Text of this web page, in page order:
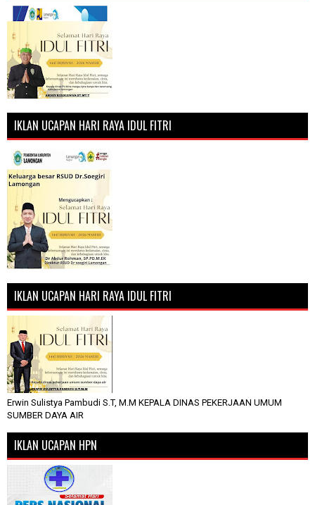
IKLAN UCAPAN HARI RAYA IDUL FITRI
IKLAN UCAPAN HARI RAYA IDUL FITRI
Erwin Sulistya Pambudi S.T, M.M KEPALA DINAS PEKERJAAN UMUM
SUMBER DAYA AIR
IKLAN UCAPAN HPN